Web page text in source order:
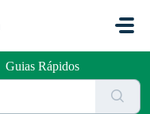
Guias Rápidos